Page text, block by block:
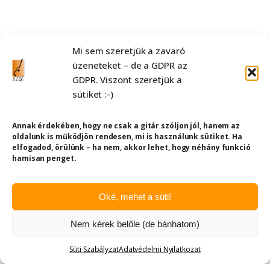
Mi sem szeretjük a zavaró
üzeneteket – de a GDPR az
GDPR. Viszont szeretjük a
sütiket :-)
Annak érdekében, hogy ne csak a gitár szóljon jól, hanem az
oldalunk is működjön rendesen, mi is használunk sütiket. Ha
elfogadod, örülünk – ha nem, akkor lehet, hogy néhány funkció
hamisan penget.
Oké, mehet a süti!
Nem kérek belőle (de bánhatom)
Süti SzabályzatAdatvédelmi Nyilatkozat